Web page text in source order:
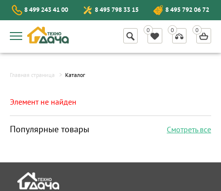
8 499 243 41 00 8 495 798 33 15 8 495 792 06 72
Главная страница Каталог
Элемент не найден
Популярные товары Смотреть все